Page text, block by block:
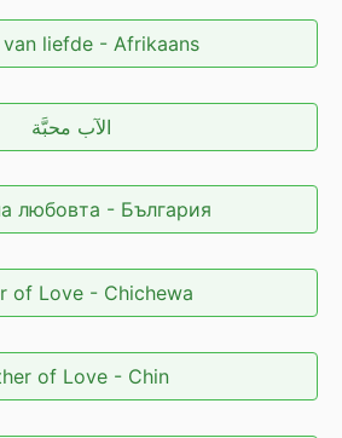
van liefde - Afrikaans
الآب محبَّة
любовта - България
of Love - Chichewa
of Love - Chin